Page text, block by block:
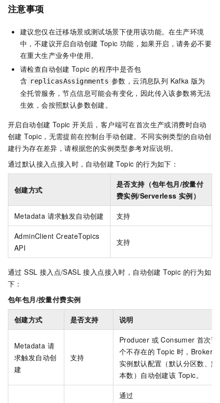
注意事项
建议您仅在迁移场景或测试场景下使用该功能。在生产环境
中，不建议开启自动创建 Topic 功能，如果开启，请务必不要
在重大生产业务中使用。
请检查自动创建 Topic 的程序中是否包
含 replicasAssignments 参数，云消息队列 Kafka 版为
全托管服务，节点信息可能会有变化，因此传入该参数将无法
生效，会按照默认参数创建。
开启自动创建 Topic 开关后，客户端可在首次生产或消费时自动
创建 Topic，无需提前在控制台手动创建。不同实例类型的自动创
建行为存在差异，请根据您的实例类型参考对应说明。
通过默认接入点接入时，自动创建 Topic 的行为如下：
创建方式
是否支持（包年包月/按量付
费实例/Serverless 实例）
Metadata 请求触发自动创建 支持
AdminClient CreateTopics
API
支持
通过 SSL 接入点/SASL 接入点接入时，自动创建 Topic 的行为如
下：
包年包月/按量付费实例
创建方式 是否支持 说明
Metadata 请
求触发自动创
建
支持
Producer 或 Consumer 首次请
个不存在的 Topic 时，Broker
实例默认配置（默认分区数、
本数）自动创建该 Topic。
通过